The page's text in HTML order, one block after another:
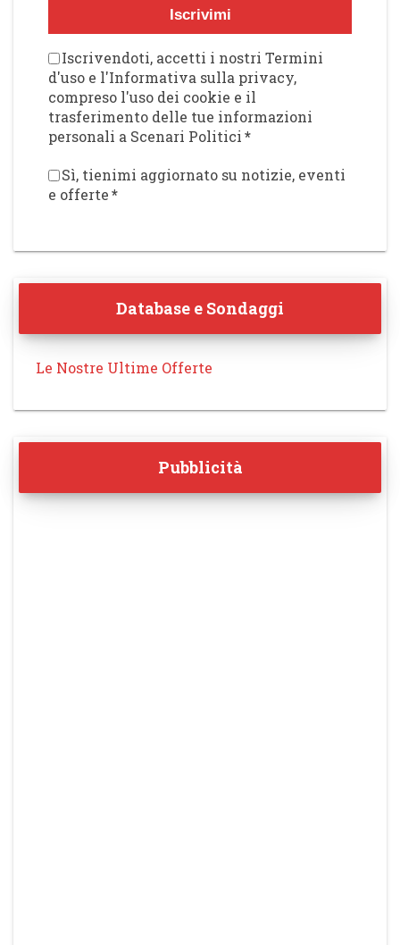
Iscrivimi
Iscrivendoti, accetti i nostri Termini
d'uso e l'Informativa sulla privacy,
compreso l'uso dei cookie e il
trasferimento delle tue informazioni
personali a Scenari Politici*
Sì, tienimi aggiornato su notizie, eventi
e offerte*
Database e Sondaggi
Le Nostre Ultime Offerte
Pubblicità